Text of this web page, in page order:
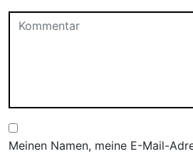
Meinen Namen, meine E-Mail-